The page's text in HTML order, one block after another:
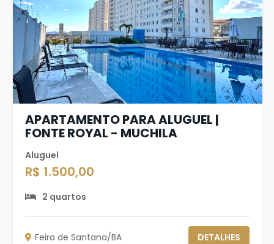
APARTAMENTO PARA ALUGUEL |
FONTE ROYAL - MUCHILA
Aluguel
R$ 1.500,00
2 quartos
Feira de Santana/BA DETALHES